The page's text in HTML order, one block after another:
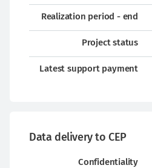
Realization period - end
Project status
Latest support payment
Data delivery to CEP
Confidentiality